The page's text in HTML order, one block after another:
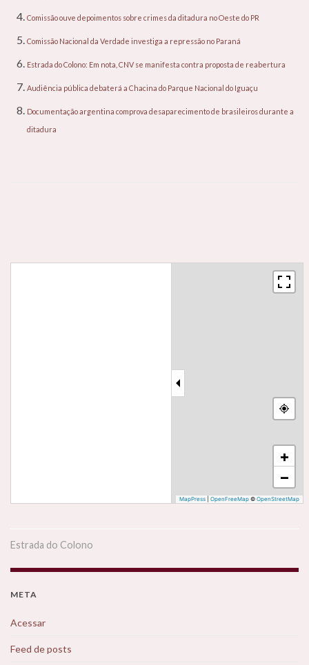
Comissão ouve depoimentos sobre crimes da ditadura no Oeste do PR
Comissão Nacional da Verdade investiga a repressão no Paraná
Estrada do Colono: Em nota, CNV se manifesta contra proposta de reabertura
Audiência pública debaterá a Chacina do Parque Nacional do Iguaçu
Documentação argentina comprova desaparecimento de brasileiros durante a
ditadura
+
−
MapPress OpenFreeMap © OpenStreetMap
Estrada do Colono
META
Acessar
Feed de posts